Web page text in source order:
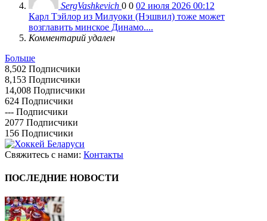
SergVashkevich 0 0 02 июля 2026 00:12
Карл Тэйлор из Милуоки (Нэшвил) тоже может
возглавить минское Динамо....
Комментарий удален
Больше
8,502 Подписчики
8,153 Подписчики
14,008 Подписчики
624 Подписчики
--- Подписчики
2077 Подписчики
156 Подписчики
Свяжитесь с нами: Контакты
ПОСЛЕДНИЕ НОВОСТИ